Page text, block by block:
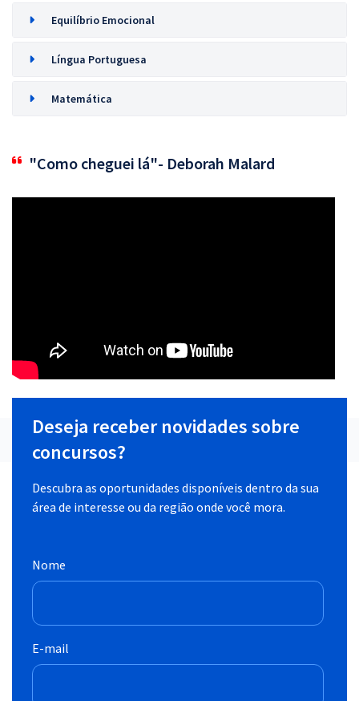
Equilíbrio Emocional
Língua Portuguesa
Matemática
"Como cheguei lá"- Deborah Malard
Deseja receber novidades sobre
concursos?
Descubra as oportunidades disponíveis dentro da sua
área de interesse ou da região onde você mora.
Nome
E-mail